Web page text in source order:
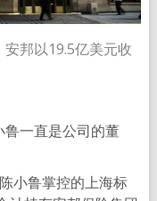
安邦以19.5亿美元收
一直是公司的董
小鲁掌控的上海标